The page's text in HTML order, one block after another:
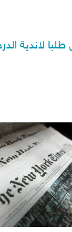
لاندية